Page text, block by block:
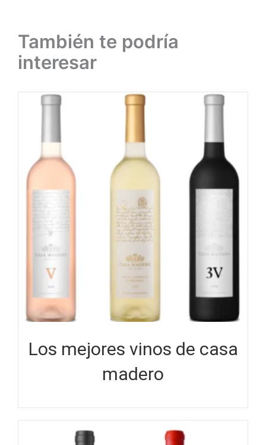
También te podría
interesar
Los mejores vinos de casa
madero